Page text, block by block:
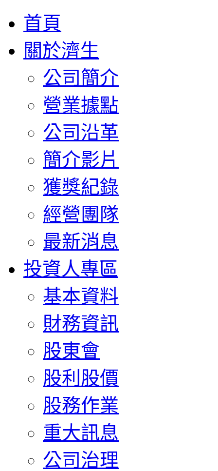
首頁
關於濟生
公司簡介
營業據點
公司沿革
簡介影片
獲獎紀錄
經營團隊
最新消息
投資人專區
基本資料
財務資訊
股東會
股利股價
股務作業
重大訊息
公司治理